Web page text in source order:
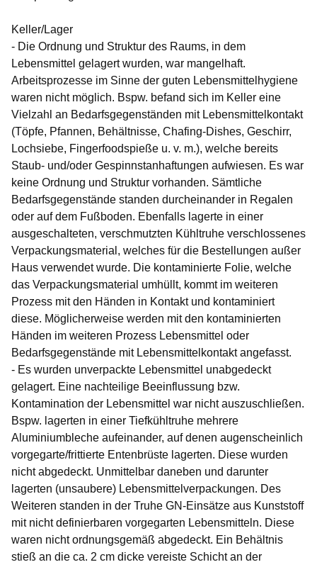
Keller/Lager
- Die Ordnung und Struktur des Raums, in dem
Lebensmittel gelagert wurden, war mangelhaft.
Arbeitsprozesse im Sinne der guten Lebensmittelhygiene
waren nicht möglich. Bspw. befand sich im Keller eine
Vielzahl an Bedarfsgegenständen mit Lebensmittelkontakt
(Töpfe, Pfannen, Behältnisse, Chafing-Dishes, Geschirr,
Lochsiebe, Fingerfoodspieße u. v. m.), welche bereits
Staub- und/oder Gespinnstanhaftungen aufwiesen. Es war
keine Ordnung und Struktur vorhanden. Sämtliche
Bedarfsgegenstände standen durcheinander in Regalen
oder auf dem Fußboden. Ebenfalls lagerte in einer
ausgeschalteten, verschmutzten Kühltruhe verschlossenes
Verpackungsmaterial, welches für die Bestellungen außer
Haus verwendet wurde. Die kontaminierte Folie, welche
das Verpackungsmaterial umhüllt, kommt im weiteren
Prozess mit den Händen in Kontakt und kontaminiert
diese. Möglicherweise werden mit den kontaminierten
Händen im weiteren Prozess Lebensmittel oder
Bedarfsgegenstände mit Lebensmittelkontakt angefasst.
- Es wurden unverpackte Lebensmittel unabgedeckt
gelagert. Eine nachteilige Beeinflussung bzw.
Kontamination der Lebensmittel war nicht auszuschließen.
Bspw. lagerten in einer Tiefkühltruhe mehrere
Aluminiumbleche aufeinander, auf denen augenscheinlich
vorgegarte/frittierte Entenbrüste lagerten. Diese wurden
nicht abgedeckt. Unmittelbar daneben und darunter
lagerten (unsaubere) Lebensmittelverpackungen. Des
Weiteren standen in der Truhe GN-Einsätze aus Kunststoff
mit nicht definierbaren vorgegarten Lebensmitteln. Diese
waren nicht ordnungsgemäß abgedeckt. Ein Behältnis
stieß an die ca. 2 cm dicke vereiste Schicht an der